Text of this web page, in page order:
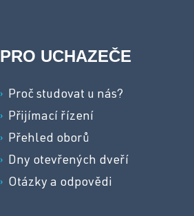
PRO UCHAZEČE
Proč studovat u nás?
Přijímací řízení
Přehled oborů
Dny otevřených dveří
Otázky a odpovědi